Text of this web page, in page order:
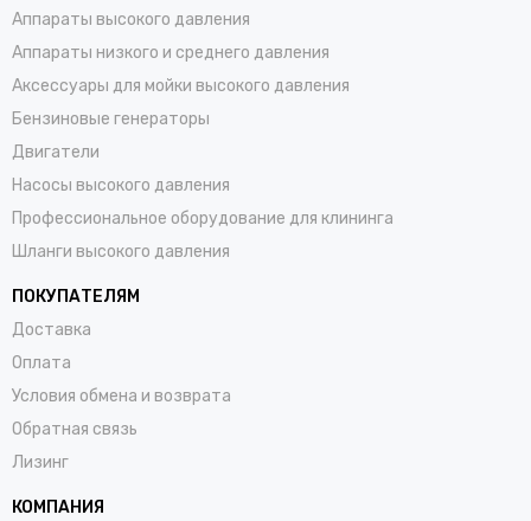
Аппараты высокого давления
Аппараты низкого и среднего давления
Аксессуары для мойки высокого давления
Бензиновые генераторы
Двигатели
Насосы высокого давления
Профессиональное оборудование для клининга
Шланги высокого давления
ПОКУПАТЕЛЯМ
Доставка
Оплата
Условия обмена и возврата
Обратная связь
Лизинг
КОМПАНИЯ